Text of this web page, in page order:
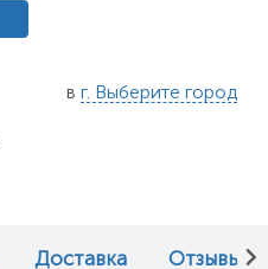
в г. Выберите город
Доставка Отзывы (0)